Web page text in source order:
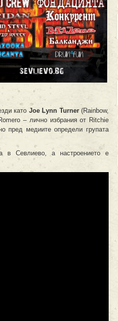
като Joe Lynn Turner(Rainbow,
– лично избрания от Ritchie
пред медиите определи групата
в Севлиево, а настроението е